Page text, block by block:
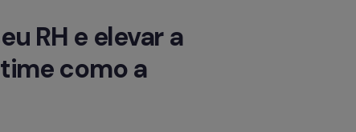
RH e elevar a
como a